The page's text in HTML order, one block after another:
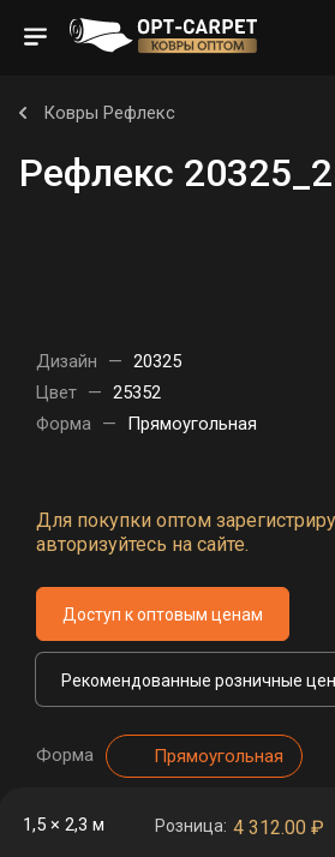
Ковры Рефлекс
Рефлекс
Дизайн — 20325
Цвет — 25352
Форма — Прямоугольная
Для покупки оптом
авторизуйтесь на сайте.
Доступ к оптовым ценам
Рекомендованные розничные
Форма Прямоугольная
1,5 × 2,3 м Розница: 4 312.00 ₽